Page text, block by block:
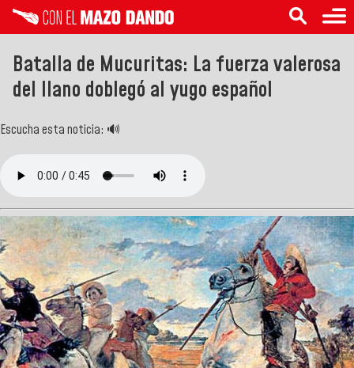
Batalla de Mucuritas: La fuerza valerosa
del llano doblegó al yugo español
Escucha esta noticia: 🔊